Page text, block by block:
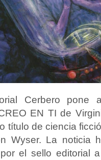
Cerbero pone
EN TI de
título de ciencia
Wyser. La noticia
el sello editorial